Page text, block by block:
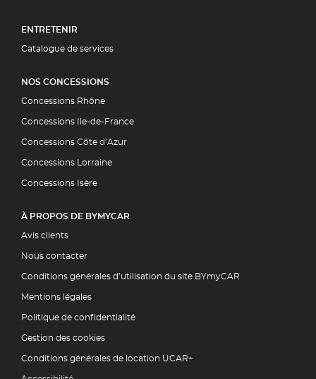
ENTRETENIR
Catalogue de services
NOS CONCESSIONS
Concessions Rhône
Concessions Ile-de-France
Concessions Côte d’Azur
Concessions Lorraine
Concessions Isère
À PROPOS DE BYMYCAR
Avis clients
Nous contacter
Conditions générales d’utilisation du site BYmyCAR
Mentions légales
Politique de confidentialité
Gestion des cookies
Conditions générales de location UCAR+